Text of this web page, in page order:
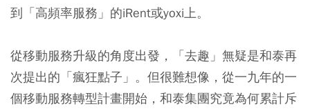
到「高頻率服務」的iRent或yoxi上。
從移動服務升級的角度出發，「去趣」無疑是和泰再
次提出的「瘋狂點子」。但很難想像，從一九年的一
個移動服務轉型計畫開始，和泰集團究竟為何累計斥